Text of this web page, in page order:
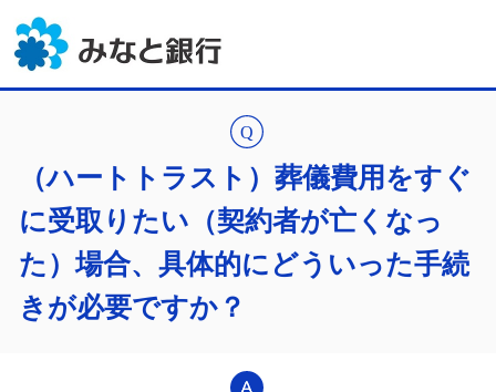
（ハートトラスト）葬儀費用をすぐ
に受取りたい（契約者が亡くなっ
た）場合、具体的にどういった手続
きが必要ですか？